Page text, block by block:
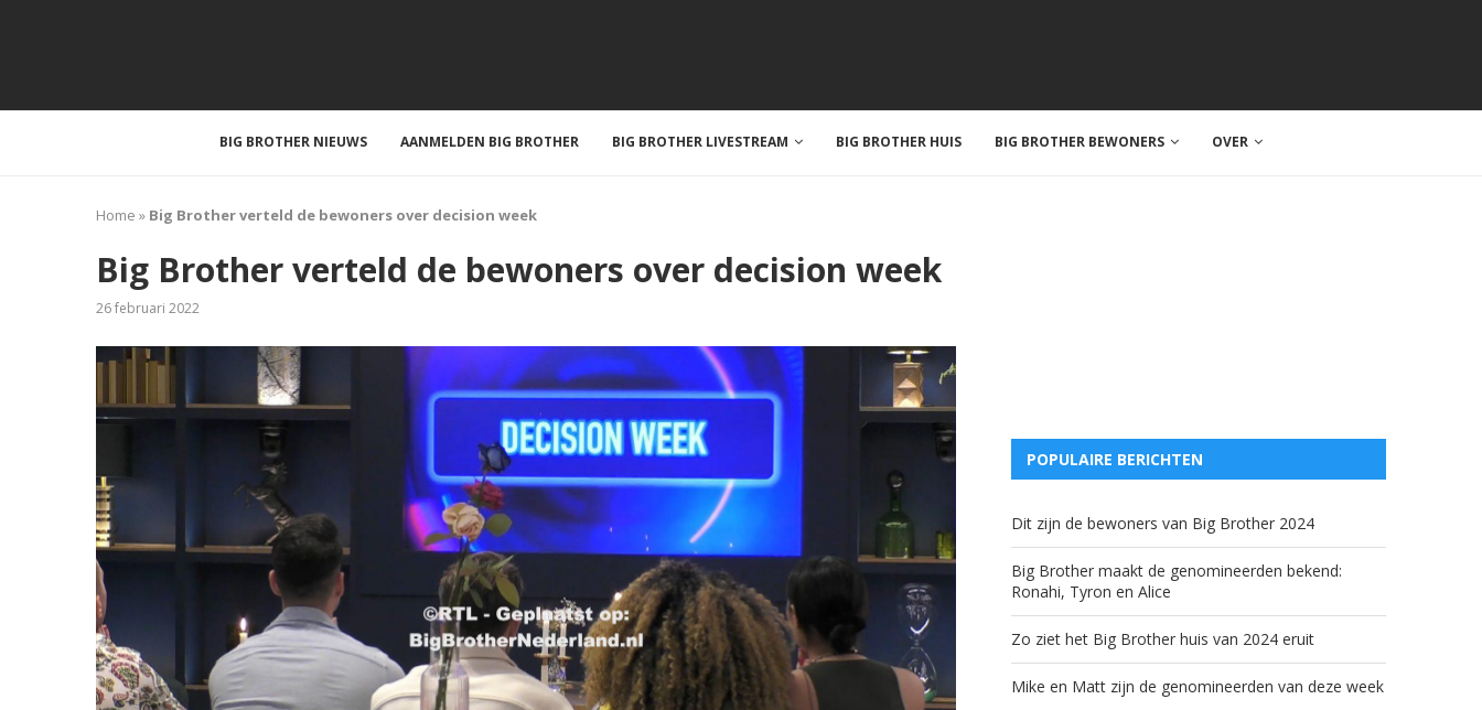
BIG BROTHER NIEUWS AANMELDEN BIG BROTHER BIG BROTHER LIVESTREAM BIG BROTHER HUIS BIG BROTHER BEWONERS OVER
Home » Big Brother verteld de bewoners over decision week
Big Brother verteld de bewoners over decision week
26 februari 2022
POPULAIRE BERICHTEN
Dit zijn de bewoners van Big Brother 2024
Big Brother maakt de genomineerden bekend:
Ronahi, Tyron en Alice
Zo ziet het Big Brother huis van 2024 eruit
Mike en Matt zijn de genomineerden van deze week